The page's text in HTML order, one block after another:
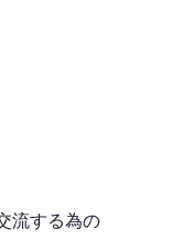
流する為の